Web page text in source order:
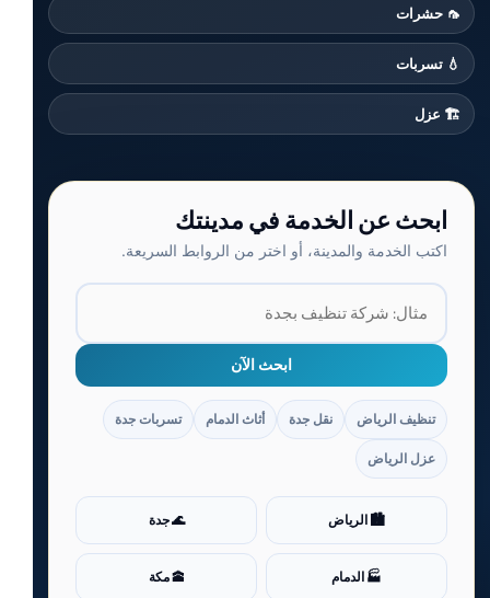
🦟 حشرات
💧 تسربات
🏗️ عزل
ابحث عن الخدمة في مدينتك
اكتب الخدمة والمدينة، أو اختر من الروابط السريعة.
ابحث الآن
تنظيف الرياض نقل جدة أثاث الدمام تسربات جدة
عزل الرياض
🏙️ الرياض 🌊 جدة
🏭 الدمام 🕋 مكة